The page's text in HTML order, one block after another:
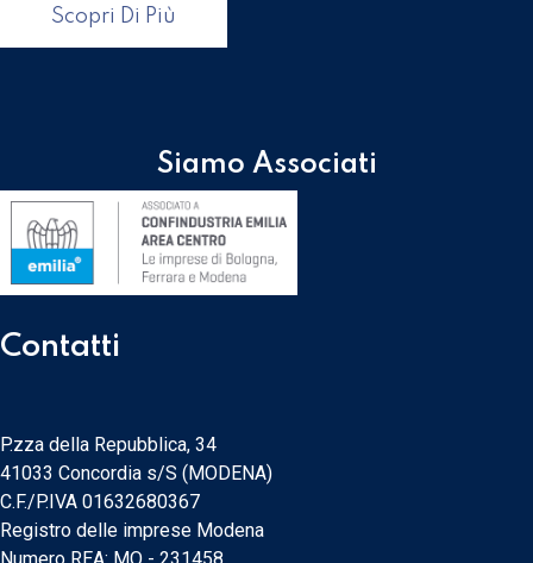
Scopri Di Più
Siamo Associati
Contatti
P.zza della Repubblica, 34
41033 Concordia s/S (MODENA)
C.F./P.IVA 01632680367
Registro delle imprese Modena